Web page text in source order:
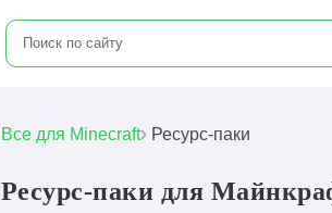
Все для Minecraft Ресурс-паки
Ресурс-паки для